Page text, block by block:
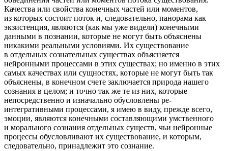
Качества или свойства конечных частей или моментов,
из которых состоит поток и, следовательно, панорама как
экзистенция, являются (как мы уже видели) конечными
данными в познании, которые не могут быть объяснены
никакими реальными условиями. Их существование
в отдельных сознательных существах объясняется
нейронными процессами в этих существах; но именно в этих
самых качествах или сущностях, которые не могут быть так
объяснены, в конечном счете заключается природа нашего
сознания в целом; и точно так же те из них, которые
непосредственно и изначально обусловлены ре-
интегративными процессами, я имею в виду, прежде всего,
эмоции, являются конечными составляющими умственного
и морального сознания отдельных существ, чьи нейронные
процессы обусловливают их существование, и которым,
следовательно, принадлежит это сознание.